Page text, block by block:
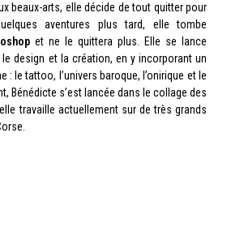
beaux-arts, elle décide de tout quitter pour
aventures plus tard, elle tombe
et ne le quittera plus. Elle se lance
design et la création, en y incorporant un
: le tattoo, l’univers baroque, l’onirique et le
Bénédicte s’est lancée dans le collage des
travaille actuellement sur de très grands